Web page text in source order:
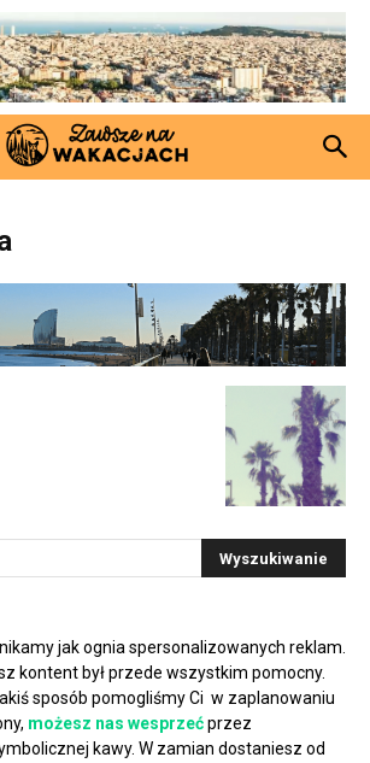
jak ognia spersonalizowanych reklam.
kontent był przede wszystkim pomocny.
sposób pomogliśmy Ci w zaplanowaniu
możesz nas wesprzećprzez
kawy. W zamian dostaniesz od